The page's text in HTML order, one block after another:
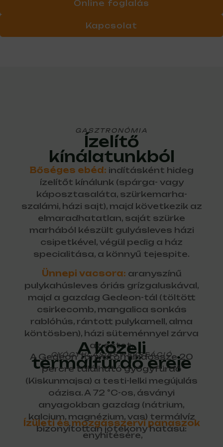
Online foglalás
Kapcsolat
GASZTRONÓMIA
Ízelítő
kínálatunkból
Bőséges ebéd: indításként hideg
ízelítőt kínálunk (spárga- vagy
káposztasaláta, szürkemarha-
szalámi, házi sajt), majd következik az
elmaradhatatlan, saját szürke
marhából készült gulyásleves házi
csipetkével, végül pedig a ház
specialitása, a könnyű tejespite.
Ünnepi vacsora: aranyszínű
pulykahúsleves óriás grízgaluskával,
majd a gazdag Gedeon-tál (töltött
csirkecomb, mangalica sonkás
rablóhús, rántott pulykamell, alma
köntösben), házi süteménnyel zárva
az estet.
GYÓGYULÁS ÉS REKREÁCIÓ
A közeli
termálfürdő ereje
A Gedeon Tanyától mindössze 20
percre található gyógyfürdő
(Kiskunmajsa) a testi-lelki megújulás
oázisa. A 72 °C-os, ásványi
anyagokban gazdag (nátrium,
kalcium, magnézium, vas) termálvíz
bizonyítottan jótékony hatású:
Ízületi és mozgásszervi panaszok
enyhítésére,